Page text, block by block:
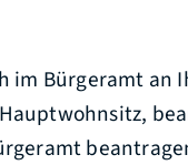
im Bürgeramt